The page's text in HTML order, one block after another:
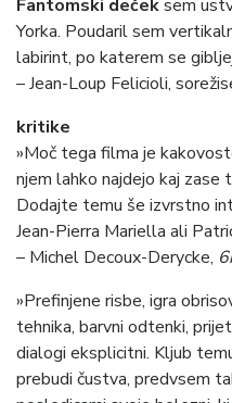
Fantomski dečeksem
Yorka. Poudaril sem
labirint, po katerem se
– Jean-Loup Felicioli,
kritike
»Moč tega filma je
njem lahko najdejo kaj zase
Dodajte temu še izvrstno
Jean-Pierra Mariella ali
– Michel Decoux-Derycke,
»Prefinjene risbe, igra
tehnika, barvni odtenki,
dialogi eksplicitni. Kljub
prebudi čustva, predvsem